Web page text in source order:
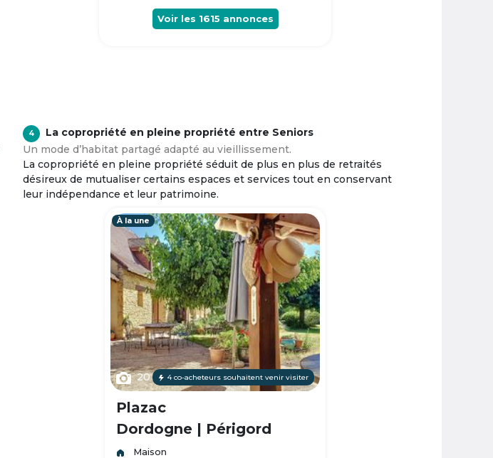
Voir les 1615 annonces
4
La copropriété en pleine propriété entre Seniors
Un mode d’habitat partagé adapté au vieillissement.
La copropriété en pleine propriété séduit de plus en plus de retraités
désireux de mutualiser certains espaces et services tout en conservant
leur indépendance et leur patrimoine.
À la une
20 4 co-acheteurs souhaitent venir visiter
Plazac
Dordogne | Périgord
Maison